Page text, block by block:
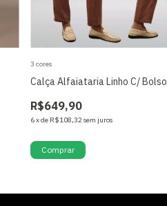
Calça Alfaiataria Linho C/ Bolso
R$649,90
6xde R$108,32sem juros
3 cores
Comprar